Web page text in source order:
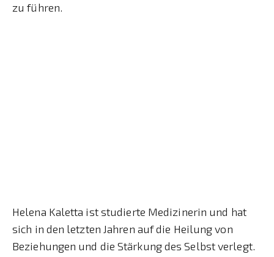
zu führen.
Helena Kaletta ist studierte Medizinerin und hat
sich in den letzten Jahren auf die Heilung von
Beziehungen und die Stärkung des Selbst verlegt.